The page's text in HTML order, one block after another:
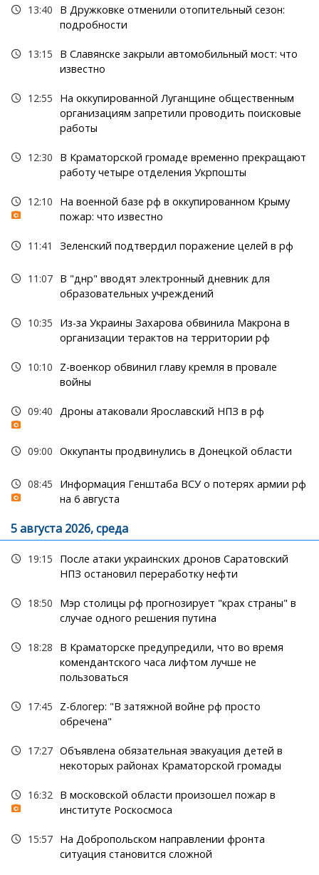
13:40
В Дружковке отменили отопительный сезон:
подробности
13:15
В Славянске закрыли автомобильный мост: что
известно
12:55
На оккупированной Луганщине общественным
организациям запретили проводить поисковые
работы
12:30
В Краматорской громаде временно прекращают
работу четыре отделения Укрпошты
12:10
На военной базе рф в оккупированном Крыму
пожар: что известно
11:41 Зеленский подтвердил поражение целей в рф
11:07 В "днр" вводят электронный дневник для
образовательных учреждений
10:35
Из-за Украины Захарова обвинила Макрона в
организации терактов на территории рф
10:10
Z-военкор обвинил главу кремля в провале
войны
09:40 Дроны атаковали Ярославский НПЗ в рф
09:00 Оккупанты продвинулись в Донецкой области
08:45
Информация Генштаба ВСУ о потерях армии рф
на 6 августа
5 августа 2026, среда
19:15
После атаки украинских дронов Саратовский
НПЗ остановил переработку нефти
18:50
Мэр столицы рф прогнозирует "крах страны" в
случае одного решения путина
18:28
В Краматорске предупредили, что во время
комендантского часа лифтом лучше не
пользоваться
17:45
Z-блогер: "В затяжной войне рф просто
обречена"
17:27 Объявлена обязательная эвакуация детей в
некоторых районах Краматорской громады
16:32
В московской области произошел пожар в
институте Роскосмоса
15:57 На Добропольском направлении фронта
ситуация становится сложной